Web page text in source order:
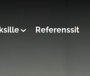
Referenssit